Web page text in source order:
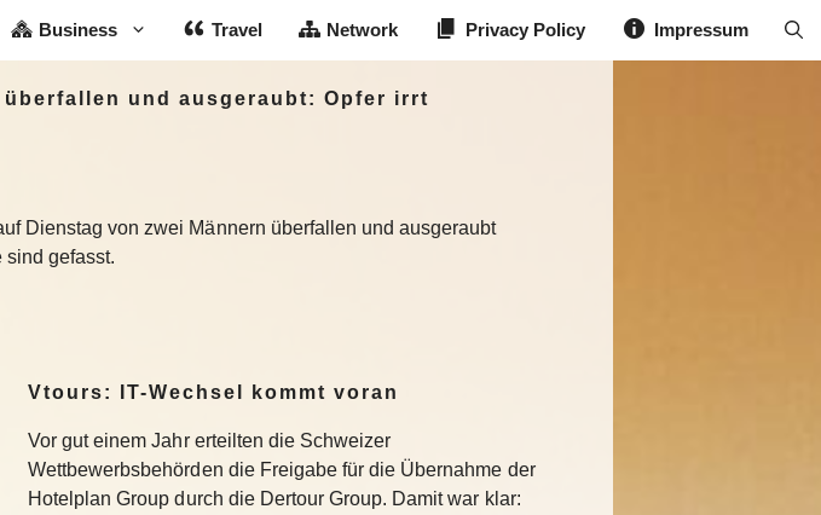
Business Travel Network Privacy Policy Impressum
und ausgeraubt: Opfer irrt
Dienstag von zwei Männern überfallen und ausgeraubt
gefasst.
Vtours: IT-Wechsel kommt voran
Vor gut einem Jahr erteilten die Schweizer
Wettbewerbsbehörden die Freigabe für die Übernahme der
Hotelplan Group durch die Dertour Group. Damit war klar: